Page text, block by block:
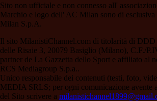
Sito non ufficiale e non connesso all'
Marchio e logo dell' AC Milan sono di
Milan S.p.A.
Il sito MilanistiChannel.com di titolarità di
delle Risaie 3, 20079 Basiglio (Milano), C.F./
partner de La Gazzetta dello Sport e affiliato al
RCS Mediagroup S.p.a..
Unico responsabile dei contenuti (testi, foto,
MEDIA SRLS; per ogni comunicazione avente
del Sito scrivere a